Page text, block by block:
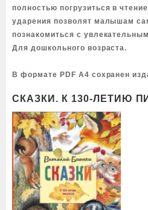
полностью погрузиться в
ударения позволят малышам
познакомиться с
Для дошкольного возраста.
В формате PDF A4 сохранен
СКАЗКИ. К 130-ЛЕТИЮ